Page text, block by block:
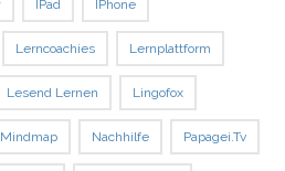
IPad IPhone
Lerncoachies Lernplattform
Lesend Lernen Lingofox
Mindmap Nachhilfe Papagei.tv